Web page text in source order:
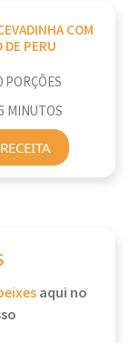
COM
DE PERU
PORÇÕES
MINUTOS
aqui no